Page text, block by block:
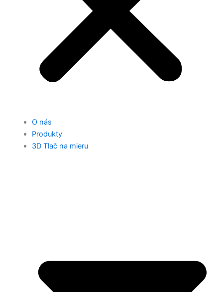
O nás
Produkty
3D Tlač na mieru